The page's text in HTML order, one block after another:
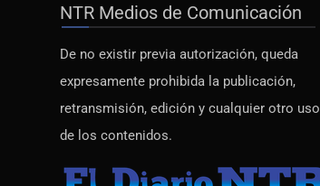
NTR Medios de Comunicación
De no existir previa autorización, queda
expresamente prohibida la publicación,
retransmisión, edición y cualquier otro uso
de los contenidos.